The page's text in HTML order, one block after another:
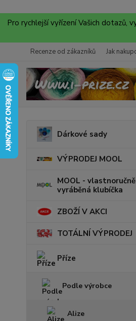
Pro rychlejší vyřízení Vašich dotazů,
Recenze od zákazníků Jak
Dárkové sady
VÝPRODEJ MOOL
MOOL - vlastnoručně
vyráběná klubíčka
ZBOŽÍ V AKCI
TOTÁLNÍ VÝPRODEJ
Příze
Podle výrobce
Alize